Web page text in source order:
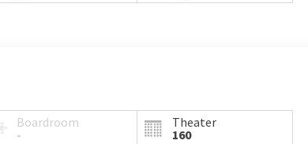
Boardroom
-
Theater
160